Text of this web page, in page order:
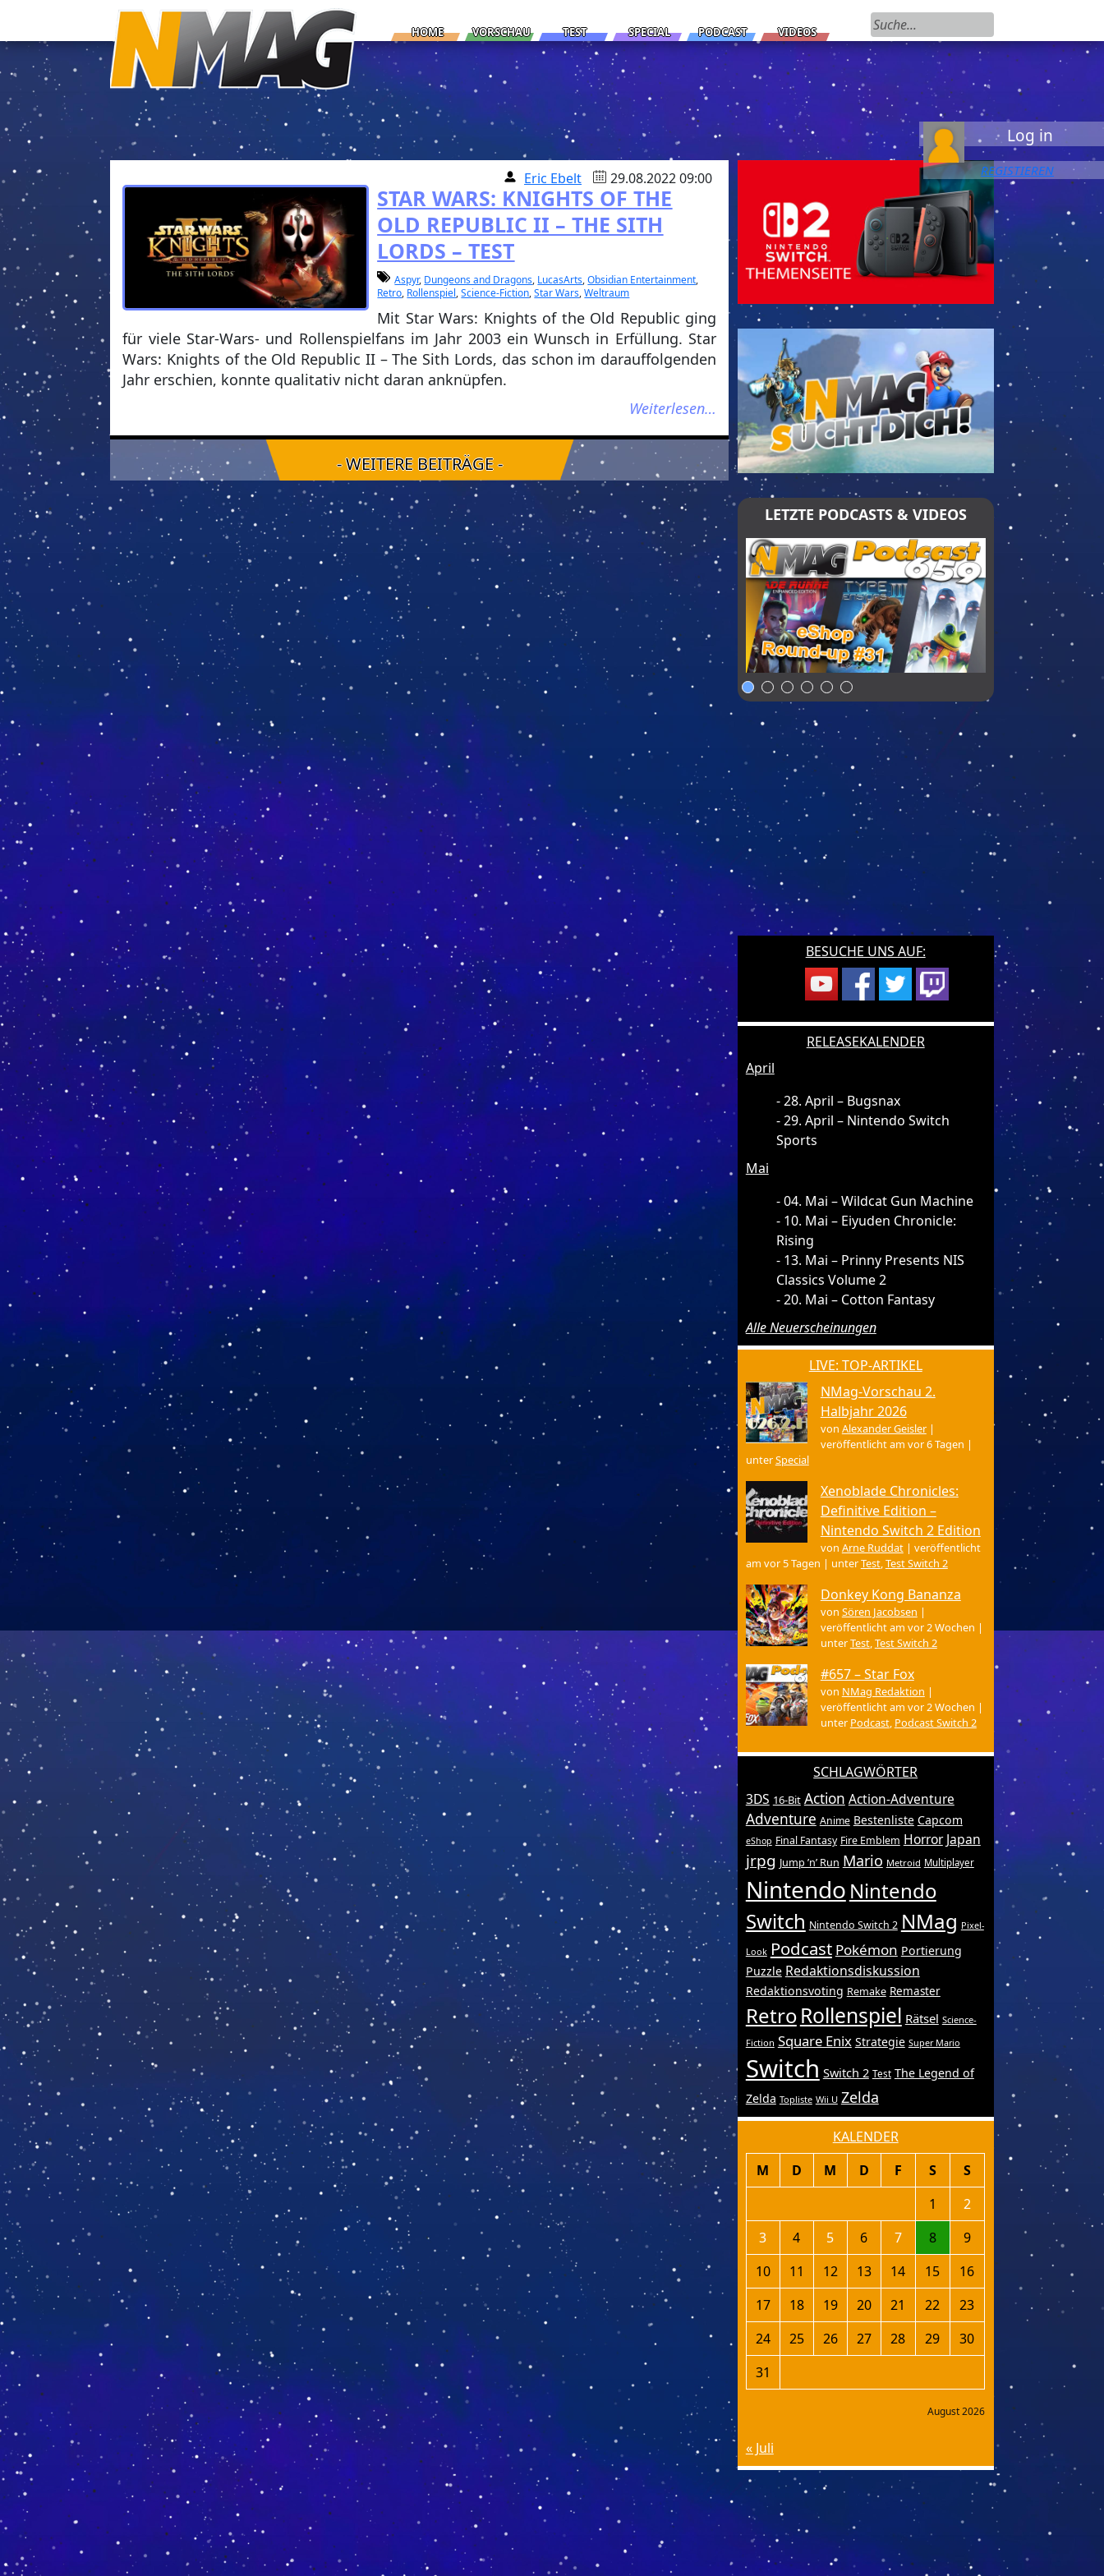
HOME VORSCHAU TEST SPECIAL PODCAST VIDEOS
Suchen nach:
Log in
REGISTIEREN
Eric Ebelt 29.08.2022 09:00
STAR WARS: KNIGHTS OF THE
OLD REPUBLIC II – THE SITH
LORDS – TEST
Aspyr, Dungeons and Dragons, LucasArts,Obsidian Entertainment,
Retro, Rollenspiel,Science-Fiction,Star Wars,Weltraum
Mit Star Wars: Knights of the Old Republic ging
für viele Star-Wars- und Rollenspielfans im Jahr 2003 ein Wunsch in Erfüllung. Star
Wars: Knights of the Old Republic II – The Sith Lords, das schon im darauffolgenden
Jahr erschien, konnte qualitativ nicht daran anknüpfen.
Weiterlesen…
- WEITERE BEITRÄGE -
LETZTE PODCASTS & VIDEOS
BESUCHE UNS AUF:
RELEASEKALENDER
April
28. April – Bugsnax
29. April – Nintendo Switch
Sports
Mai
04. Mai – Wildcat Gun Machine
10. Mai – Eiyuden Chronicle:
Rising
13. Mai – Prinny Presents NIS
Classics Volume 2
20. Mai – Cotton Fantasy
Alle Neuerscheinungen
LIVE: TOP-ARTIKEL
NMag-Vorschau 2.
Halbjahr 2026
von Alexander Geisler|
veröffentlicht am vor 6 Tagen |
unterSpecial
Xenoblade Chronicles:
Definitive Edition –
Nintendo Switch 2 Edition
von Arne Ruddat| veröffentlicht
am vor 5 Tagen | unterTest,Test Switch 2
Donkey Kong Bananza
von Sören Jacobsen |
veröffentlicht am vor 2 Wochen |
unterTest,Test Switch 2
#657 – Star Fox
von NMag Redaktion |
veröffentlicht am vor 2 Wochen |
unter Podcast, Podcast Switch 2
SCHLAGWÖRTER
3DS 16-Bit Action Action-Adventure
Adventure Anime Bestenliste Capcom
eShop Final Fantasy Fire Emblem Horror Japan
jrpg Jump ’n’ Run Mario Metroid Multiplayer
Nintendo Nintendo
Switch Nintendo Switch 2 NMag Pixel-
Look Podcast Pokémon Portierung
Puzzle Redaktionsdiskussion
Redaktionsvoting Remake Remaster
RetroRollenspiel Rätsel Science-
Fiction Square Enix Strategie Super Mario
Switch Switch 2 Test The Legend of
Zelda Topliste Wii U Zelda
KALENDER
August 2026
M D M D F S
S
1
2
3
4 5 6 7 8
9
10
11 12 13 14 15
16
17
18 19 20 21 22
23
24
25 26 27 28 29
30
31
« Juli